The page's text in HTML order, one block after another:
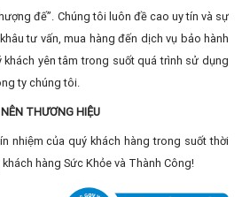
đế”. Chúng tôi luôn đề cao uy tín và sự
tư vấn, mua hàng đến dịch vụ bảo hành
yên tâm trong suốt quá trình sử dụng
ty chúng tôi.
THƯƠNG HIỆU
nhiệm của quý khách hàng trong suốt thời
hàng Sức Khỏe và Thành Công!